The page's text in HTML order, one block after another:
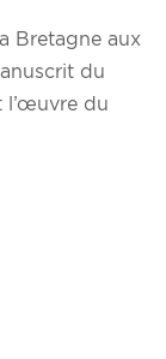
Bretagne aux
du
l’œuvre du